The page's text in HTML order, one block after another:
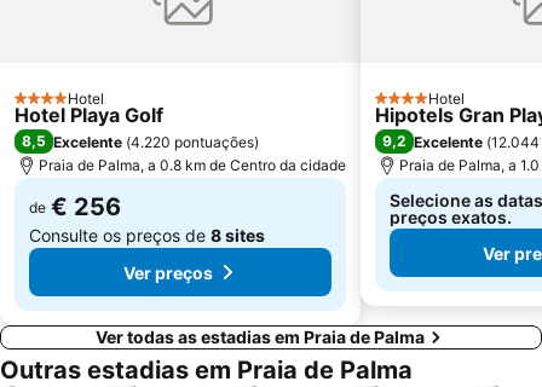
S´Arenal
Arenal de sa Canova
Pabisa Beach Club
Club Marítim San Antonio de la Playa
Sant Jordi
Portals Vells
4 Estrelas
Hotel
Hotel Playa Golf
8,5 Excelente (4.220 pontuações)
Praia de Palma, a 0.8 km de Centro da cidade
de € 256
Consulte os preços de 8 sites
Ver preços
4 Estrelas
Hotel
Hipotels Gran
9,2 Excelente (
Praia de Palma, a
Selecione as
preços exatos.
Ver
Ver todas as estadias em Praia de Palma
Outras estadias em Praia de Palma